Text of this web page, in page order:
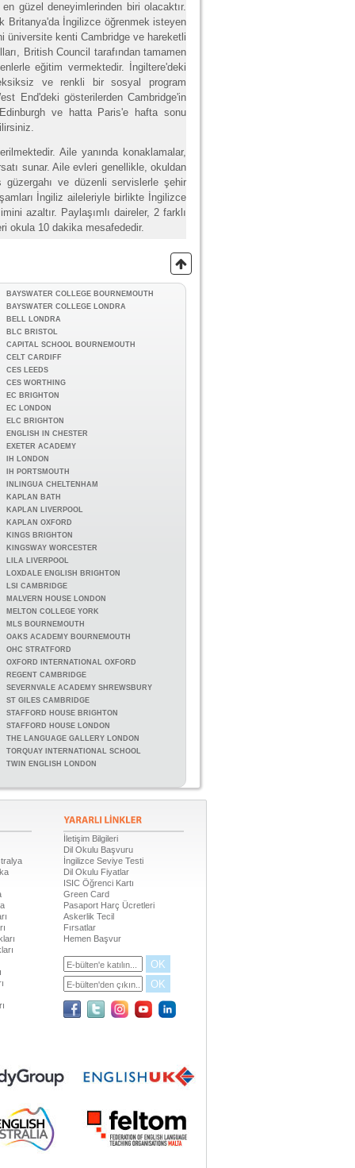
güzel deneyimlerinden biri olacaktır.
Britanya'da İngilizce öğrenmek isteyen
üniversite kenti Cambridge ve hareketli
British Council tarafından tamamen
eğitim vermektedir. İngiltere'deki
ve renkli bir sosyal program
End'deki gösterilerden Cambridge'in
ve hatta Paris'e hafta sonu
Aile yanında konaklamalar,
sunar. Aile evleri genellikle, okuldan
güzergahı ve düzenli servislerle şehir
İngiliz aileleriyle birlikte İngilizce
azaltır. Paylaşımlı daireler, 2 farklı
okula 10 dakika mesafededir.
BAYSWATER COLLEGE BOURNEMOUTH
BAYSWATER COLLEGE LONDRA
BELL LONDRA
BLC BRISTOL
CAPITAL SCHOOL BOURNEMOUTH
CELT CARDIFF
CES LEEDS
CES WORTHING
EC BRIGHTON
EC LONDON
ELC BRIGHTON
ENGLISH IN CHESTER
EXETER ACADEMY
IH LONDON
IH PORTSMOUTH
INLINGUA CHELTENHAM
KAPLAN BATH
KAPLAN LIVERPOOL
KAPLAN OXFORD
KINGS BRIGHTON
KINGSWAY WORCESTER
LILA LIVERPOOL
LOXDALE ENGLISH BRIGHTON
LSI CAMBRIDGE
MALVERN HOUSE LONDON
MELTON COLLEGE YORK
MLS BOURNEMOUTH
OAKS ACADEMY BOURNEMOUTH
OHC STRATFORD
OXFORD INTERNATIONAL OXFORD
REGENT CAMBRIDGE
SEVERNVALE ACADEMY SHREWSBURY
ST GILES CAMBRIDGE
STAFFORD HOUSE BRIGHTON
STAFFORD HOUSE LONDON
THE LANGUAGE GALLERY LONDON
TORQUAY INTERNATIONAL SCHOOL
TWIN ENGLISH LONDON
İletişim Bilgileri
Dil Okulu Başvuru
İngilizce Seviye Testi
Dil Okulu Fiyatlar
ISIC Öğrenci Kartı
Green Card
Pasaport Harç Ücretleri
Askerlik Tecil
Fırsatlar
Hemen Başvur
OK
OK